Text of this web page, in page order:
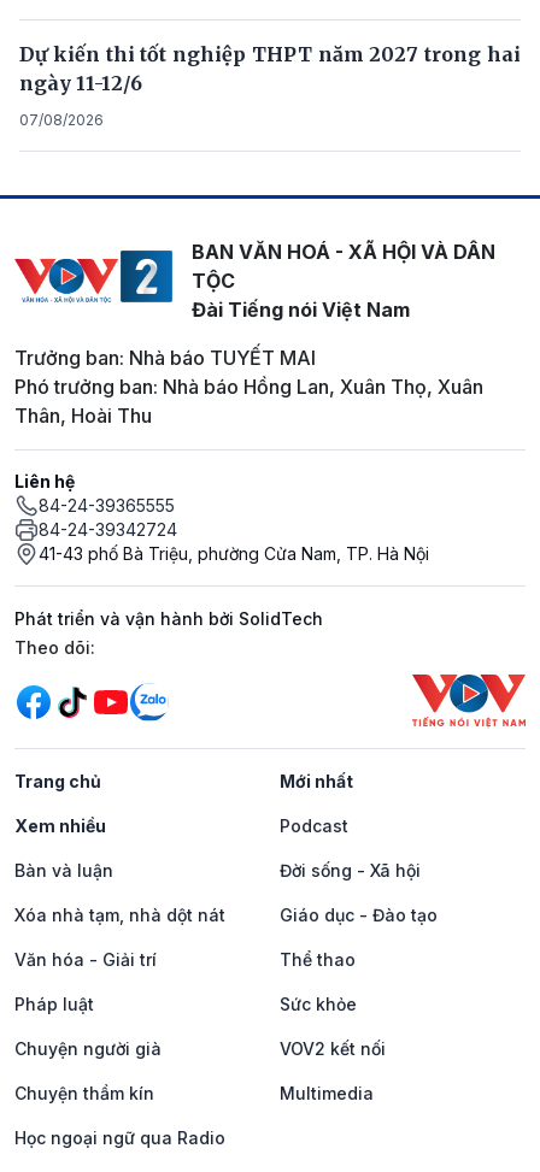
Dự kiến thi tốt nghiệp THPT năm 2027 trong hai
ngày 11-12/6
07/08/2026
BAN VĂN HOÁ - XÃ HỘI VÀ DÂN
TỘC
Đài Tiếng nói Việt Nam
Trưởng ban: Nhà báo TUYẾT MAI
Phó trưởng ban: Nhà báo Hồng Lan, Xuân Thọ, Xuân
Thân, Hoài Thu
Liên hệ
84-24-39365555
84-24-39342724
41-43 phố Bà Triệu, phường Cửa Nam, TP. Hà Nội
Phát triển và vận hành bởi SolidTech
Mạng xã hội
Theo dõi:
Trang chủ Mới nhất
Xem nhiều Podcast
Bàn và luận Đời sống - Xã hội
Xóa nhà tạm, nhà dột nát Giáo dục - Đào tạo
Văn hóa - Giải trí Thể thao
Pháp luật Sức khỏe
Chuyện người già VOV2 kết nối
Chuyện thầm kín Multimedia
Học ngoại ngữ qua Radio